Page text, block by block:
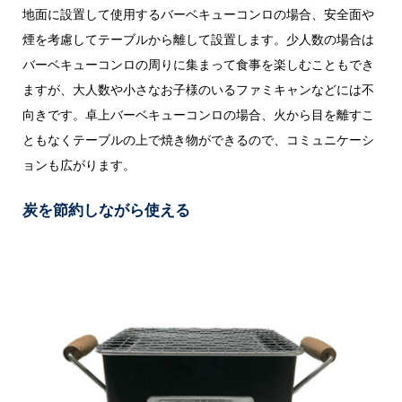
地面に設置して使用するバーベキューコンロの場合、安全面や
煙を考慮してテーブルから離して設置します。少人数の場合は
バーベキューコンロの周りに集まって食事を楽しむこともでき
ますが、大人数や小さなお子様のいるファミキャンなどには不
向きです。卓上バーベキューコンロの場合、火から目を離すこ
ともなくテーブルの上で焼き物ができるので、コミュニケーシ
ョンも広がります。
炭を節約しながら使える